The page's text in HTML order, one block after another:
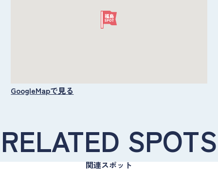
GoogleMapで見る
RELATED SPOTS
関連スポット